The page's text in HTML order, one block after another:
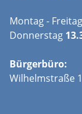
Montag - Freitag
Donnerstag
Bürgerbüro:
Wilhelmstraße 1